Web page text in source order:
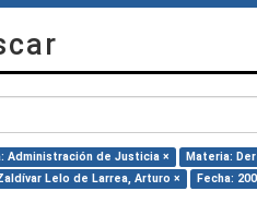
Administración de Justicia × Materia:
Lelo de Larrea, Arturo ×
Fecha: